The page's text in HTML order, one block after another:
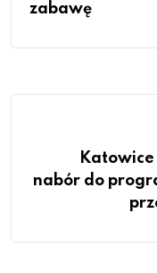
zabawę
nabór do